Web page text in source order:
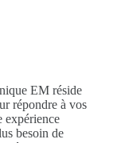
EM réside
répondre à vos
expérience
besoin de